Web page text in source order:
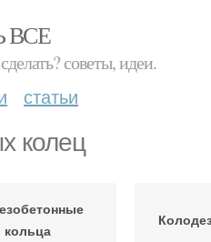
ВСЕ
советы, идеи.
статьи
колец
кольца